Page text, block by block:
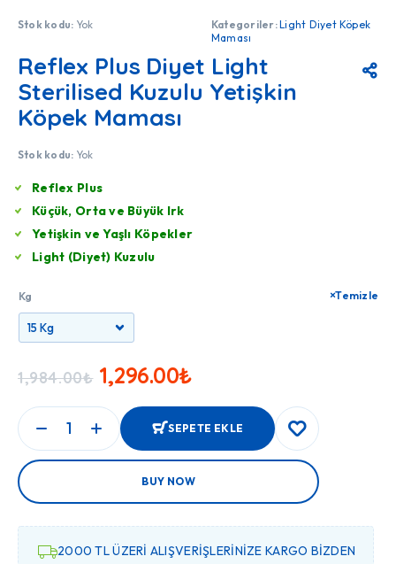
Stok kodu: Yok Kategoriler:Light Diyet Köpek
Maması
Reflex Plus Diyet Light
Sterilised Kuzulu Yetişkin
Köpek Maması
Stok kodu: Yok
Reflex Plus
Küçük, Orta ve Büyük Irk
Yetişkin ve Yaşlı Köpekler
Light (Diyet) Kuzulu
Kg Temizle
1,984.00₺ 1,296.00₺
SEPETE EKLE
BUY NOW
2000 TL ÜZERİ ALIŞVERİŞLERİNİZE KARGO BİZDEN